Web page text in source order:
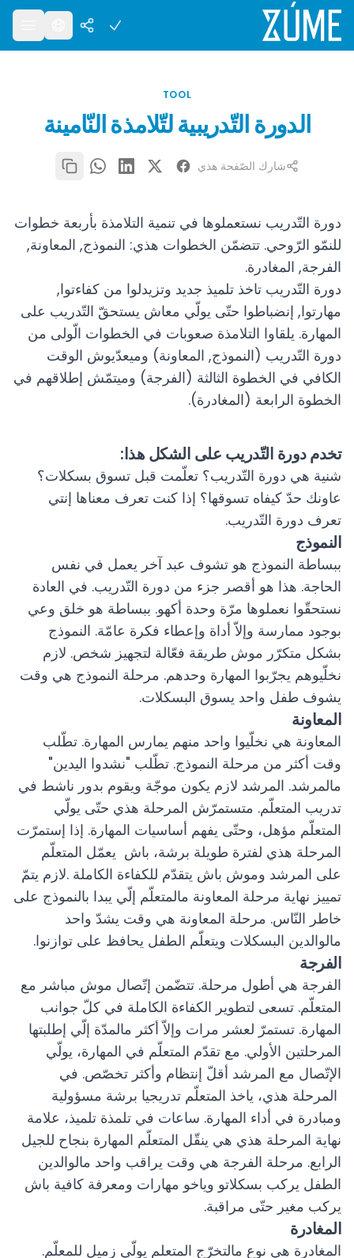
TOOL
الدورة التّدريبية لتّلامذة النّامينة
شارك الصّفحة هذي
دورة التّدريب نستعملوها في تنمية التلامذة بأربعة خطوات
للنمّو الرّوحي. تتضمّن الخطوات هذي: النموذج, المعاونة,
الفرجة, المغادرة.
دورة التّدريب تاخذ تلميذ جديد وتزيدلوا من كفاءتوا,
مهارتوا, إنضباطوا حتّى يولّي معاش يستحقّ التّدريب على
المهارة. يلقاوا التلامذة صعوبات في الخطوات الّولى من
دورة التّدريب (النموذج, المعاونة) وميعدّيوش الوقت
الكافي في الخطوة الثالثة (الفرجة) وميتمّش إطلاقهم في
الخطوة الرابعة (المغادرة).
تخدم دورة التّدريب على الشكل هذا:
شنية هي دورة التّدريب؟ تعلّمت قبل تسوق بسكلات؟
عاونك حدّ كيفاه تسوقها؟ إذا كنت تعرف معناها إنتي
تعرف دورة التّدريب.
النموذج
ببساطة النموذج هو تشوف عبد آخر يعمل في نفس
الحاجة. هذا هو أقصر جزء من دورة التّدريب. في العادة
نستحقّوا نعملوها مرّة وحدة أكهو. ببساطة هو خلق وعي
بوجود ممارسة وإلاّ أداة وإعطاء فكرة عامّة. النموذج
بشكل متكرّر موش طريقة فعّالة لتجهيز شخص. لازم
نخلّيوهم يجرّبوا المهارة وحدهم. مرحلة النموذج هي وقت
يشوف طفل واحد يسوق البسكلات.
المعاونة
المعاونة هي نخلّيوا واحد منهم يمارس المهارة. تطّلب
وقت أكثر من مرحلة النموذج. تطّلب "نشدوا اليدين"
مالمرشد. المرشد لازم يكون موجّة ويقوم بدور ناشط في
تدريب المتعلّم. متستمرّش المرحلة هذي حتّى يولّي
المتعلّم مؤهل، وحتّى يفهم أساسيات المهارة. إذا إستمرّت
المرحلة هذي لفترة طويلة برشة، باش يعمّل المتعلّم
على المرشد وموش باش يتقدّم للكفاءة الكاملة .لازم يتمّ
تمييز نهاية مرحلة المعاونة مالمتعلّم إلّي يبدا بالنموذج على
خاطر النّاس. مرحلة المعاونة هي وقت يشدّ واحد
مالوالدين البسكلات ويتعلّم الطفل يحافظ على توازنوا.
الفرجة
الفرجة هي أطول مرحلة. تتضّمن إتّصال موش مباشر مع
المتعلّم. تسعى لتطوير الكفاءة الكاملة في كلّ جوانب
المهارة. تستمرّ لعشر مرات وإلاّ أكثر مالمدّة إلّي إطلبتها
المرحلتين الأولي. مع تقدّم المتعلّم في المهارة، يولّي
الإتّصال مع المرشد أقلّ إنتظام وأكثر تخصّص. في
المرحلة هذي، ياخذ المتعلّم تدريجيا برشة مسؤولية
ومبادرة في أداء المهارة. ساعات في تلمذة تلميذ، علامة
نهاية المرحلة هذي هي ينقّل المتعلّم المهارة بنجاح للجيل
الرابع. مرحلة الفرجة هي وقت يراقب واحد مالوالدين
الطفل يركب بسكلاتو وياخو مهارات ومعرفة كافية باش
يركب مغير حتّى مراقبة.
المغادرة
المغادرة هي نوع مالتخرّج المتعلم يولّي زميل للمعلّم.